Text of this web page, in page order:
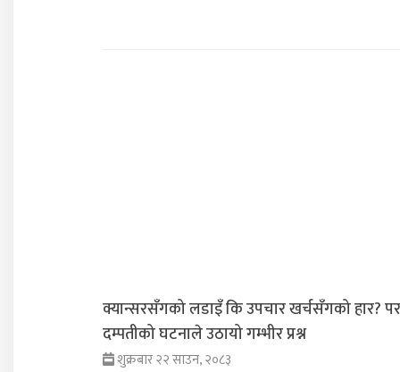
क्यान्सरसँगको लडाइँ कि उपचार खर्चसँगको हार?
दम्पतीको घटनाले उठायो गम्भीर प्रश्न
शुक्रबार २२ साउन, २०८३